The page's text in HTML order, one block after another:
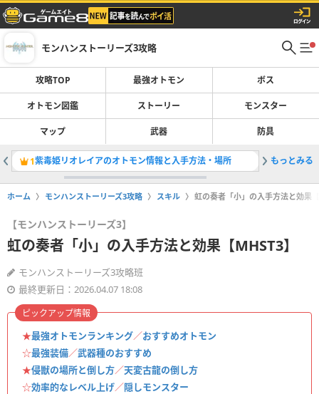
モンハンストーリーズ3攻略
攻略TOP 最強オトモン ボス
オトモン図鑑 ストーリー モンスター
マップ 武器 防具
1紫毒姫リオレイアのオトモン情報と入手方法・場所 2ネロミ
もっとみる
ホーム モンハンストーリーズ3攻略 スキル 虹の奏者「小」の入手方法と効果
【モンハンストーリーズ3】
虹の奏者「小」の入手方法と効果【MHST3】
モンハンストーリーズ3攻略班
最終更新日：2026.04.07 18:08
★最強オトモンランキング／おすすめオトモン
☆最強装備／武器種のおすすめ
★侵獣の場所と倒し方／天変古龍の倒し方
☆効率的なレベル上げ／隠しモンスター
ピックアップ情報